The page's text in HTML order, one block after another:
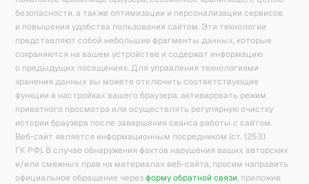
безопасности, а также оптимизации и персонализации сервисов
и повышения удобства пользования сайтом. Эти технологии
представляют собой небольшие фрагменты данных, которые
сохраняются на вашем устройстве и содержат информацию
о предыдущих посещениях. Для управления технологиями
хранения данных вы можете отключить соответствующие
функции в настройках вашего браузера, активировать режим
приватного просмотра или осуществлять регулярную очистку
истории браузера после завершения сеанса работы с сайтом.
Веб-сайт является информационным посредником (ст. 1253.1
ГК РФ). В случае обнаружения фактов нарушения ваших авторских
и/или смежных прав на материалах веб-сайта, просим направить
официальное обращение через форму обратной связи, приложив